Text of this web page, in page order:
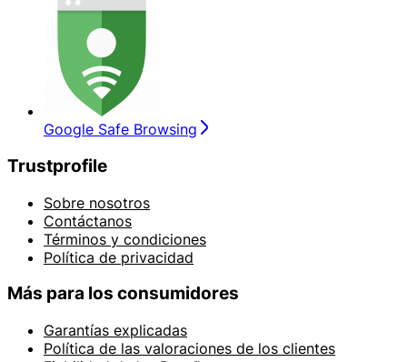
Google Safe Browsing
Trustprofile
Sobre nosotros
Contáctanos
Términos y condiciones
Política de privacidad
Más para los consumidores
Garantías explicadas
Política de las valoraciones de los clientes